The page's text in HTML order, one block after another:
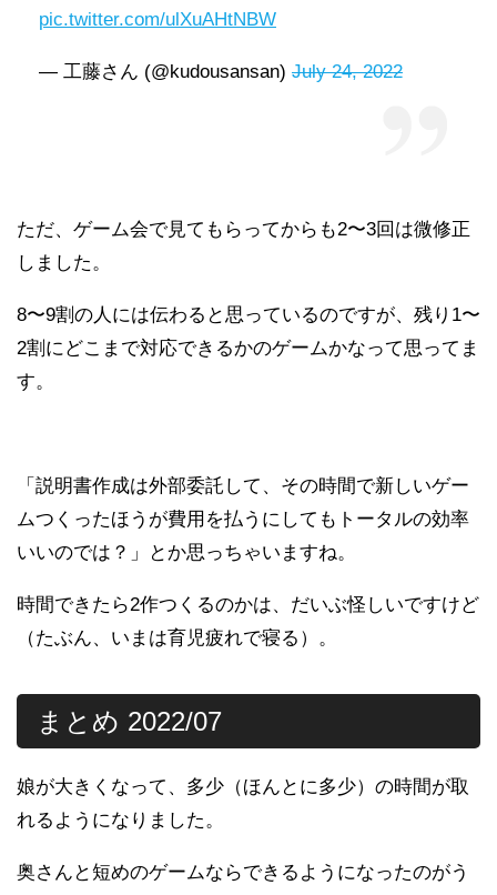
pic.twitter.com/ulXuAHtNBW
— 工藤さん (@kudousansan) July 24, 2022
ただ、ゲーム会で見てもらってからも2〜3回は微修正
しました。
8〜9割の人には伝わると思っているのですが、残り1〜
2割にどこまで対応できるかのゲームかなって思ってま
す。
「説明書作成は外部委託して、その時間で新しいゲー
ムつくったほうが費用を払うにしてもトータルの効率
いいのでは？」とか思っちゃいますね。
時間できたら2作つくるのかは、だいぶ怪しいですけど
（たぶん、いまは育児疲れで寝る）。
まとめ 2022/07
娘が大きくなって、多少（ほんとに多少）の時間が取
れるようになりました。
奥さんと短めのゲームならできるようになったのがう